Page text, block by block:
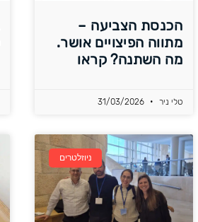
הכנסת הצביעה –
מתווה הפיצויים אושר.
מה השתנה? קראו
טלי ניר
ניוזלטרים